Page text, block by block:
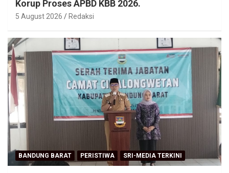
Korup Proses APBD KBB 2026.
5 August 2026 Redaksi
BANDUNG BARAT PERISTIWA SRI-MEDIA TERKINI